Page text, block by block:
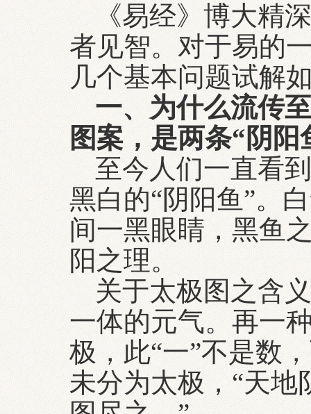
《易经》博大精
者见智。对于易的
几个基本问题试解
一、为什么流传
图案，是两条“阴阳
至今人们一直看
黑白的“阴阳鱼”。
间一黑眼睛，黑鱼
阳之理。
关于太极图之含
一体的元气。再一
极，此“一”不是数
未分为太极，“天